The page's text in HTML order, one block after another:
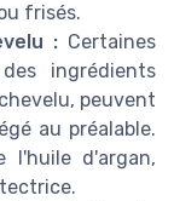
frisés.
: Certaines
ingrédients
peuvent
au préalable.
l'huile d'argan,